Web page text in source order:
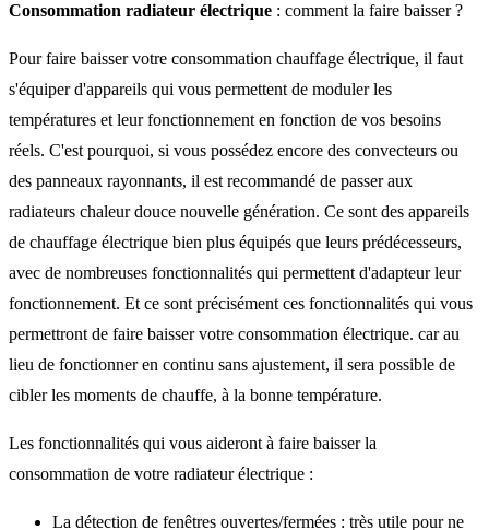
Consommation radiateur électrique : comment la faire baisser ?
Pour faire baisser votre consommation chauffage électrique, il faut
s'équiper d'appareils qui vous permettent de moduler les
températures et leur fonctionnement en fonction de vos besoins
réels. C'est pourquoi, si vous possédez encore des convecteurs ou
des panneaux rayonnants, il est recommandé de passer aux
radiateurs chaleur douce nouvelle génération. Ce sont des appareils
de chauffage électrique bien plus équipés que leurs prédécesseurs,
avec de nombreuses fonctionnalités qui permettent d'adapteur leur
fonctionnement. Et ce sont précisément ces fonctionnalités qui vous
permettront de faire baisser votre consommation électrique. car au
lieu de fonctionner en continu sans ajustement, il sera possible de
cibler les moments de chauffe, à la bonne température.
Les fonctionnalités qui vous aideront à faire baisser la
consommation de votre radiateur électrique :
La détection de fenêtres ouvertes/fermées : très utile pour ne